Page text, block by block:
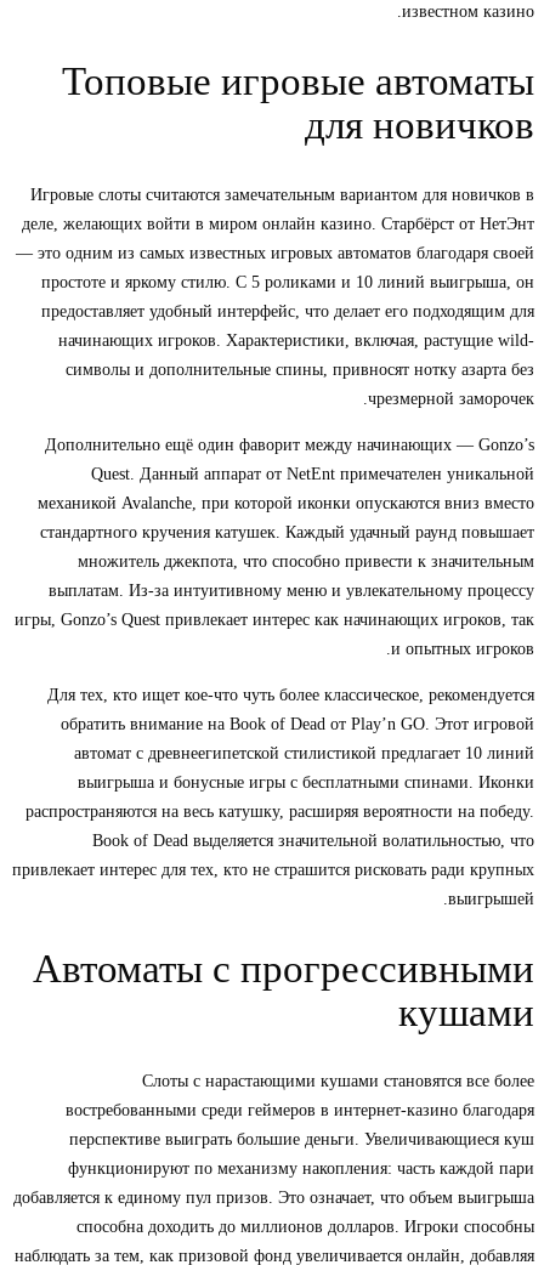
известном казино.
Топовые игровые автоматы
для новичков
Игровые слоты считаются замечательным вариантом для новичков в
деле, желающих войти в миром онлайн казино. Старбёрст от НетЭнт
— это одним из самых известных игровых автоматов благодаря своей
простоте и яркому стилю. С 5 роликами и 10 линий выигрыша, он
предоставляет удобный интерфейс, что делает его подходящим для
начинающих игроков. Характеристики, включая, растущие wild-
символы и дополнительные спины, привносят нотку азарта без
чрезмерной заморочек.
Дополнительно ещё один фаворит между начинающих — Gonzo’s
Quest. Данный аппарат от NetEnt примечателен уникальной
механикой Avalanche, при которой иконки опускаются вниз вместо
стандартного кручения катушек. Каждый удачный раунд повышает
множитель джекпота, что способно привести к значительным
выплатам. Из-за интуитивному меню и увлекательному процессу
игры, Gonzo’s Quest привлекает интерес как начинающих игроков, так
и опытных игроков.
Для тех, кто ищет кое-что чуть более классическое, рекомендуется
обратить внимание на Book of Dead от Play’n GO. Этот игровой
автомат с древнеегипетской стилистикой предлагает 10 линий
выигрыша и бонусные игры с бесплатными спинами. Иконки
распространяются на весь катушку, расширяя вероятности на победу.
Book of Dead выделяется значительной волатильностью, что
привлекает интерес для тех, кто не страшится рисковать ради крупных
выигрышей.
Автоматы с прогрессивными
кушами
Слоты с нарастающими кушами становятся все более
востребованными среди геймеров в интернет-казино благодаря
перспективе выиграть большие деньги. Увеличивающиеся куш
функционируют по механизму накопления: часть каждой пари
добавляется к единому пул призов. Это означает, что объем выигрыша
способна доходить до миллионов долларов. Игроки способны
наблюдать за тем, как призовой фонд увеличивается онлайн, добавляя